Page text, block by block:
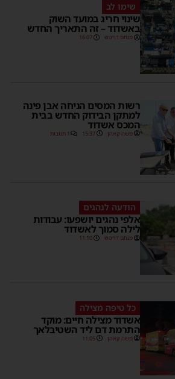
שימו לב
שינוי חריג במועד השוק
באשדוד – זה התאריך החדש
מנחם דויטש 16:07
רשות המסים הניחה אבן פינה
למתקן הבידוק החדש בבית
המכס אשדוד
משה קאהן 15:37 1 תגובות
הודעה לנהגים
אלפי נהגים יושפעו: עבודות
לילה סמוך לאשדוד
מנחם דויטש 11:10
כל טיפה מצילה
אשדוד מצילה חיים: מוקד
התרמת דם ליד השטיבלאך
משה קאהן 11:05